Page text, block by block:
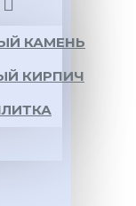
КАМЕНЬ
КИРПИЧ